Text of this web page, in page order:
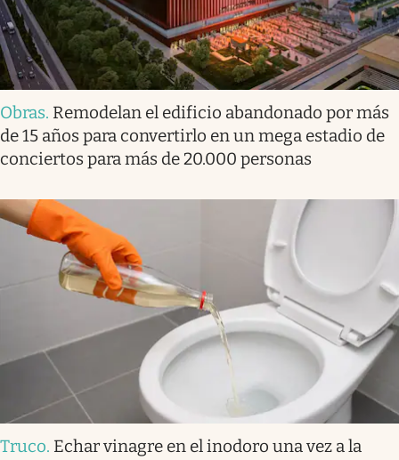
Obras. Remodelan el edificio abandonado por más
de 15 años para convertirlo en un mega estadio de
conciertos para más de 20.000 personas
Truco. Echar vinagre en el inodoro una vez a la